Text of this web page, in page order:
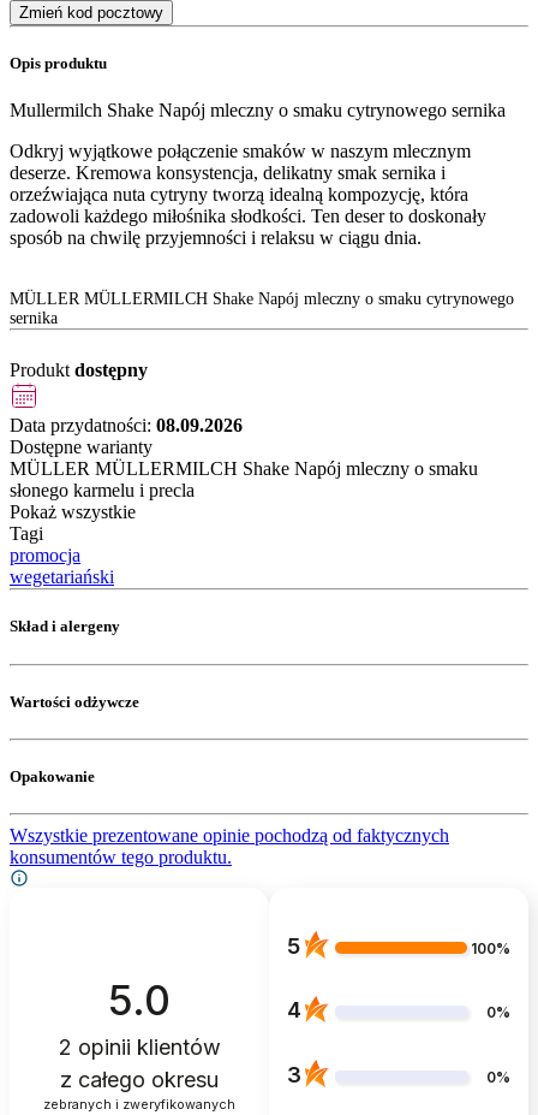
Zmień kod pocztowy
Opis produktu
Mullermilch Shake Napój mleczny o smaku cytrynowego sernika
Odkryj wyjątkowe połączenie smaków w naszym mlecznym
deserze. Kremowa konsystencja, delikatny smak sernika i
orzeźwiająca nuta cytryny tworzą idealną kompozycję, która
zadowoli każdego miłośnika słodkości. Ten deser to doskonały
sposób na chwilę przyjemności i relaksu w ciągu dnia.
MÜLLER MÜLLERMILCH Shake Napój mleczny o smaku cytrynowego
sernika
Produkt dostępny
Data przydatności: 08.09.2026
Dostępne warianty
MÜLLER MÜLLERMILCH Shake Napój mleczny o smaku
słonego karmelu i precla
Pokaż wszystkie
Tagi
promocja
wegetariański
Skład i alergeny
Wartości odżywcze
Opakowanie
Wszystkie prezentowane opinie pochodzą od faktycznych
konsumentów tego produktu.
5.0
2 opinii klientów
z całego okresu
zebranych i zweryfikowanych
5 100%
4 0%
3 0%